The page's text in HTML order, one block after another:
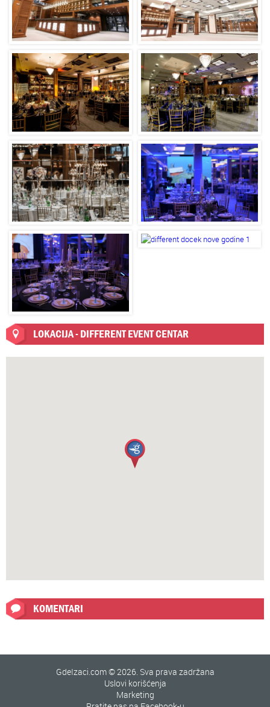
LOKACIJA - DIFFERENT EVENT CENTAR
KOMENTARI
GdeIzaci.com © 2026. Sva prava zadržana
Uslovi korišćenja
Marketing